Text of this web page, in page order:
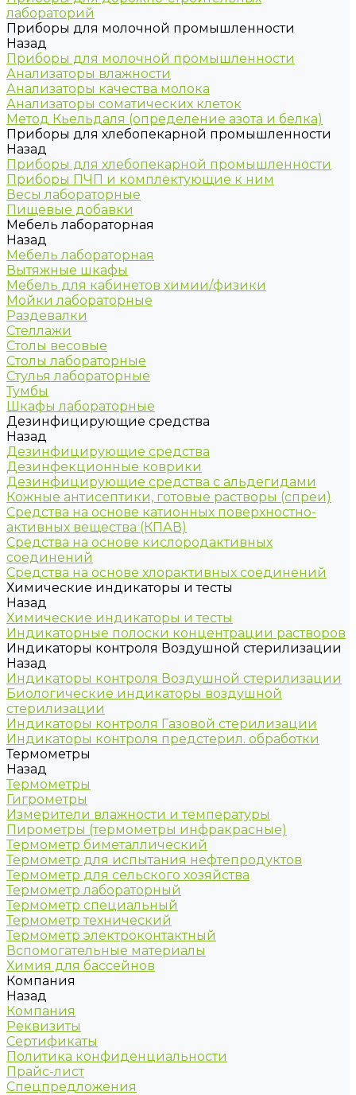
лабораторий
Приборы для молочной промышленности
Назад
Приборы для молочной промышленности
Анализаторы влажности
Анализаторы качества молока
Анализаторы соматических клеток
Метод Кьельдаля (определение азота и белка)
Приборы для хлебопекарной промышленности
Назад
Приборы для хлебопекарной промышленности
Приборы ПЧП и комплектующие к ним
Весы лабораторные
Пищевые добавки
Мебель лабораторная
Назад
Мебель лабораторная
Вытяжные шкафы
Мебель для кабинетов химии/физики
Мойки лабораторные
Раздевалки
Стеллажи
Столы весовые
Столы лабораторные
Стулья лабораторные
Тумбы
Шкафы лабораторные
Дезинфицирующие средства
Назад
Дезинфицирующие средства
Дезинфекционные коврики
Дезинфицирующие средства с альдегидами
Кожные антисептики, готовые растворы (спреи)
Средства на основе катионных поверхностно-
активных вещества (КПАВ)
Средства на основе кислородактивных
соединений
Средства на основе хлорактивных соединений
Химические индикаторы и тесты
Назад
Химические индикаторы и тесты
Индикаторные полоски концентрации растворов
Индикаторы контроля Воздушной стерилизации
Назад
Индикаторы контроля Воздушной стерилизации
Биологические индикаторы воздушной
стерилизации
Индикаторы контроля Газовой стерилизации
Индикаторы контроля предстерил. обработки
Термометры
Назад
Термометры
Гигрометры
Измерители влажности и температуры
Пирометры (термометры инфракрасные)
Термометр биметаллический
Термометр для испытания нефтепродуктов
Термометр для сельского хозяйства
Термометр лабораторный
Термометр специальный
Термометр технический
Термометр электроконтактный
Вспомогательные материалы
Химия для бассейнов
Компания
Назад
Компания
Реквизиты
Сертификаты
Политика конфиденциальности
Прайс-лист
Спецпредложения